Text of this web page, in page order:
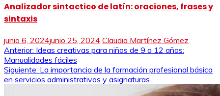
Analizador sintactico de latín: oraciones, frases y
sintaxis
junio 6, 2024junio 25, 2024 Claudia Martínez Gómez
Navegación
de
entradas
Anterior: Ideas creativas para niños de 9 a 12 años:
Manualidades fáciles
Siguiente: La importancia de la formación profesional básica
en servicios administrativos y asignaturas